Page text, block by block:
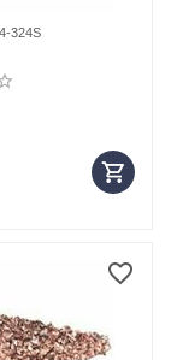
324S